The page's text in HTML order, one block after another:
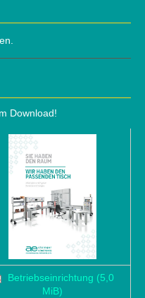
Download!
Betriebseinrichtung (5,0
MiB)